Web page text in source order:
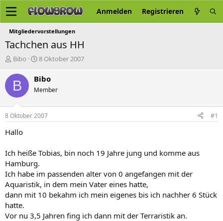
Anmelden Registrieren
Mitgliedervorstellungen
Tachchen aus HH
E
s
l
e
r
Bibo
E
s
e
l
t
8 Oktober 2007
B Bibo
Member
8 Oktober 2007 #1
Hallo
Ich heiße Tobias, bin noch 19 Jahre jung und komme aus
Hamburg.
Ich habe im passenden alter von 0 angefangen mit der
Aquaristik, in dem mein Vater eines hatte,
dann mit 10 bekahm ich mein eigenes bis ich nachher 6 Stück
hatte.
Vor nu 3,5 Jahren fing ich dann mit der Terraristik an.